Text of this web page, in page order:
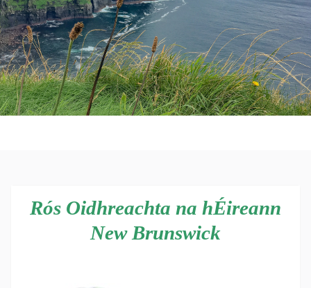
Rós Oidhreachta na hÉireann
New Brunswick